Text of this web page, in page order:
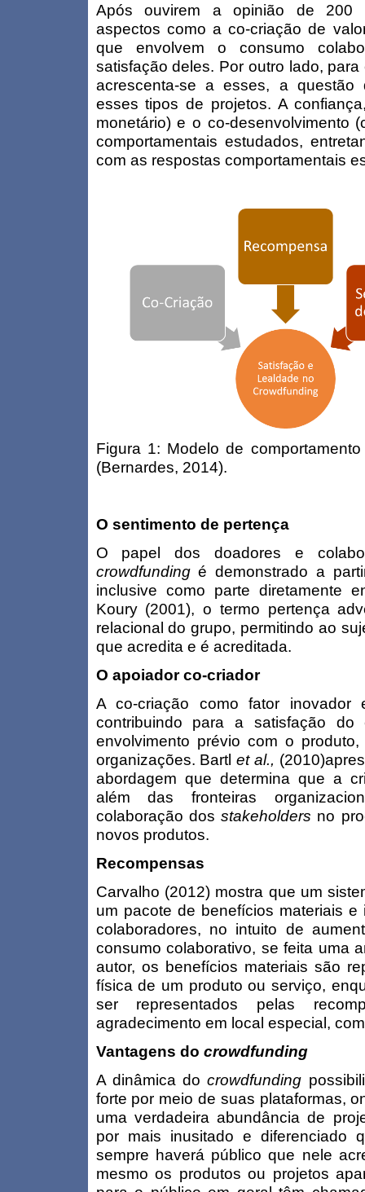
Após ouvirem a opinião de 200
aspectos como a co-criação de
que envolvem o consumo
satisfação deles. Por outro lado,
acrescenta-se a esses, a questão
esses tipos de projetos. A
monetário) e o co-desenvolvimento
comportamentais estudados,
com as respostas comportamentais
Figura 1: Modelo de
(Bernardes, 2014).
O sentimento de pertença
O papel dos doadores e
crowdfundingé demonstrado a
inclusive como parte diretamente
Koury (2001), o termo pertença
relacional do grupo, permitindo ao
que acredita e é acreditada.
O apoiador co-criador
A co-criação como fator
contribuindo para a satisfação
envolvimento prévio com o
organizações. Bartl et al.,
abordagem que determina que a
além das fronteiras
colaboração dosstakeholders no
novos produtos.
Recompensas
Carvalho (2012) mostra que um
um pacote de benefícios materiais e
colaboradores, no intuito de
consumo colaborativo, se feita uma
autor, os benefícios materiais são
física de um produto ou serviço,
ser representados pelas
agradecimento em local especial,
Vantagens do crowdfunding
A dinâmica docrowdfunding
forte por meio de suas plataformas,
uma verdadeira abundância de
por mais inusitado e diferenciado
sempre haverá público que nele
mesmo os produtos ou projetos